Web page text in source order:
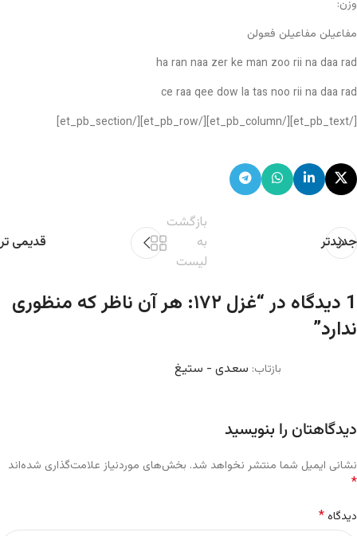
وزن:
مفاعیلن مفاعیلن فعولن
ha ran naa zer ke man zoo rii na daa rad
ce raa qee dow la tas noo rii na daa rad
[/et_pb_text][/et_pb_column][/et_pb_row][/et_pb_section]
جدیدتر
بازگشت
به
لیست
قدیمی تر
1 دیدگاه در “
غزل ۱۷۲: هر آن ناظر که منظوری
ندارد”
بازتاب: سعدی - ستیغ
دیدگاهتان را بنویسید
نشانی ایمیل شما منتشر نخواهد شد. بخش‌های موردنیاز علامت‌گذاری شده‌اند
*
دیدگاه*